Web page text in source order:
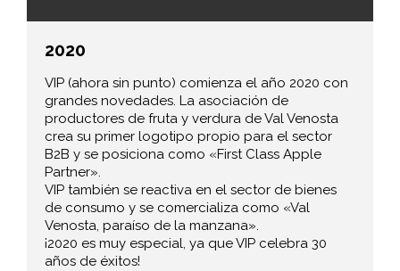
2020
VIP (ahora sin punto) comienza el año 2020 con
grandes novedades. La asociación de
productores de fruta y verdura de Val Venosta
crea su primer logotipo propio para el sector
B2B y se posiciona como «First Class Apple
Partner».
VIP también se reactiva en el sector de bienes
de consumo y se comercializa como «Val
Venosta, paraíso de la manzana».
¡2020 es muy especial, ya que VIP celebra 30
años de éxitos!